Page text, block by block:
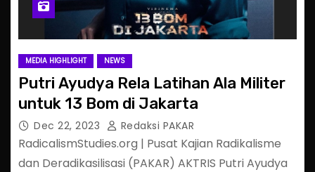
MEDIA HIGHLIGHT NEWS
Putri Ayudya Rela Latihan Ala Militer
untuk 13 Bom di Jakarta
Dec 22, 2023 Redaksi PAKAR
RadicalismStudies.org | Pusat Kajian Radikalisme
dan Deradikasilisasi (PAKAR) AKTRIS Putri Ayudya